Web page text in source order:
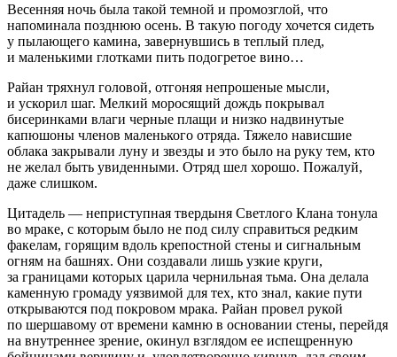
Весенняя ночь была такой темной и промозглой, что
напоминала позднюю осень. В такую погоду хочется сидеть
у пылающего камина, завернувшись в теплый плед,
и маленькими глотками пить подогретое вино…
Райан тряхнул головой, отгоняя непрошеные мысли,
и ускорил шаг. Мелкий моросящий дождь покрывал
бисеринками влаги черные плащи и низко надвинутые
капюшоны членов маленького отряда. Тяжело нависшие
облака закрывали луну и звезды и это было на руку тем, кто
не желал быть увиденными. Отряд шел хорошо. Пожалуй,
даже слишком.
Цитадель — неприступная твердыня Светлого Клана тонула
во мраке, с которым было не под силу справиться редким
факелам, горящим вдоль крепостной стены и сигнальным
огням на башнях. Они создавали лишь узкие круги,
за границами которых царила чернильная тьма. Она делала
каменную громаду уязвимой для тех, кто знал, какие пути
открываются под покровом мрака. Райан провел рукой
по шершавому от времени камню в основании стены, перейдя
на внутреннее зрение, окинул взглядом ее испещренную